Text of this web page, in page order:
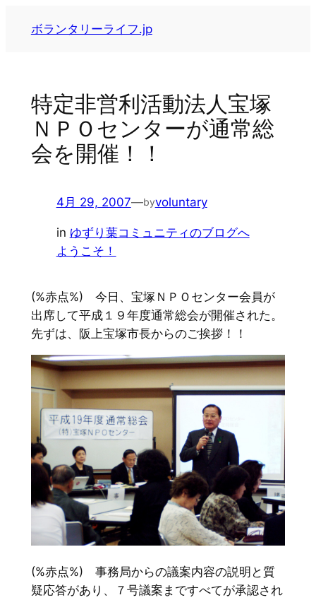
ボランタリーライフ.jp
特定非営利活動法人宝塚
ＮＰＯセンターが通常総
会を開催！！
4月 29, 2007—byvoluntary
in ゆずり葉コミュニティのブログへ
ようこそ！
(%赤点%) 今日、宝塚ＮＰＯセンター会員が
出席して平成１９年度通常総会が開催された。
先ずは、阪上宝塚市長からのご挨拶！！
(%赤点%) 事務局からの議案内容の説明と質
疑応答があり、７号議案まですべてが承認され